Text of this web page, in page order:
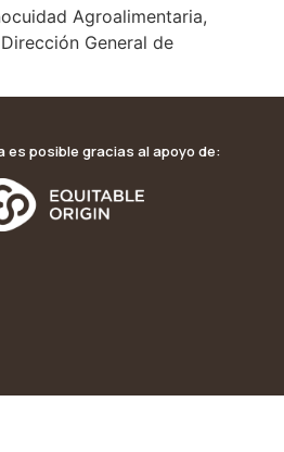
Agroalimentaria,
General de
es posible gracias al apoyo de: